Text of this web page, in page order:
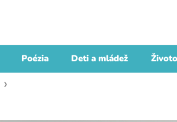
Poézia Deti a mládež